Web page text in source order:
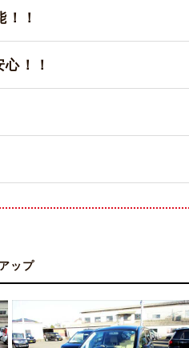
！
！！
ップ